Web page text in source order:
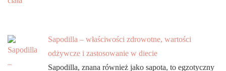
Sapodilla – właściwości zdrowotne, wartości
odżywcze i zastosowanie w diecie
Sapodilla, znana również jako sapota, to egzotyczny